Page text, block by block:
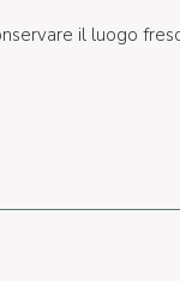
il luogo